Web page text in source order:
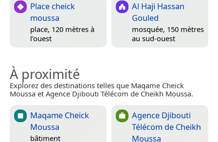
Place cheick
moussa
place, 120 mètres à
l’ouest
Al Haji Hassan
Gouled
mosquée, 150 mètres
au sud-ouest
À proximité
Explorez des destinations telles que Maqame Cheick
Moussa et Agence Djibouti Télécom de Cheikh Moussa.
Maqame Cheick
Moussa
bâtiment
Agence Djibouti
Télécom de Cheikh
Moussa